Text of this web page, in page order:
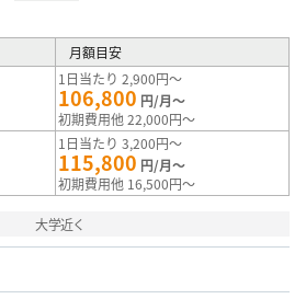
月額目安
1日当たり 2,900円～
106,800 円/月～
初期費用他 22,000円～
1日当たり 3,200円～
115,800 円/月～
初期費用他 16,500円～
大学近く